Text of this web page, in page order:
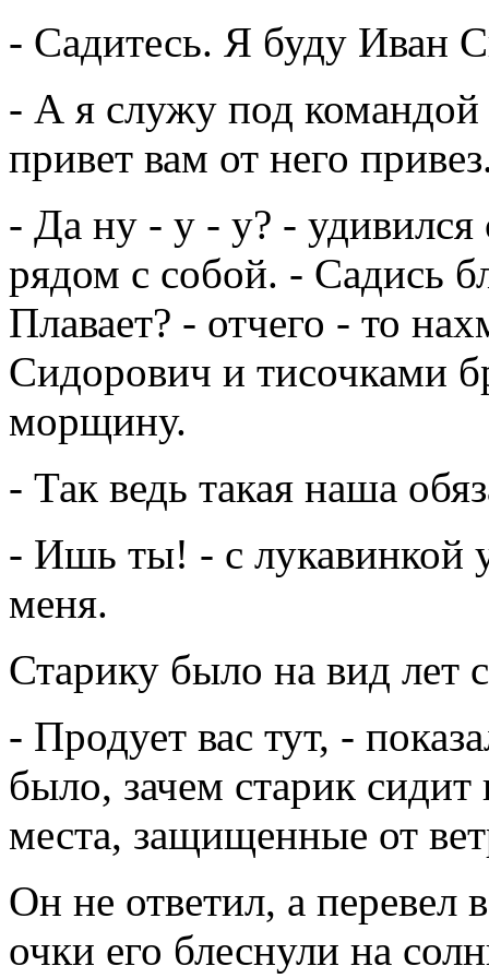
- Садитесь. Я буду Иван
- А я служу под командой
привет вам от него
- Да ну - у - у? -
рядом с собой. - Садись
Плавает? - отчего - то
Сидорович и тисочками
морщину.
- Так ведь такая наша
- Ишь ты! - с лукавинкой
меня.
Старику было на вид лет
- Продует вас тут, -
было, зачем старик сидит
места, защищенные от
Он не ответил, а перевел
очки его блеснули на